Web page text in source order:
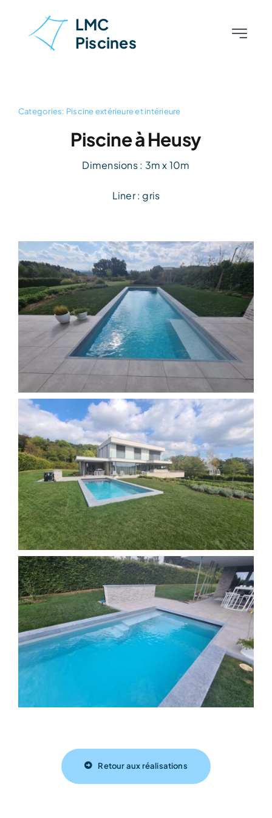
LMC
Piscines
Toggle
À propos
Contact
Categories: Piscine extérieure et intérieure
Piscine à Heusy
Dimensions : 3m x 10m
Liner : gris
Retour aux réalisations